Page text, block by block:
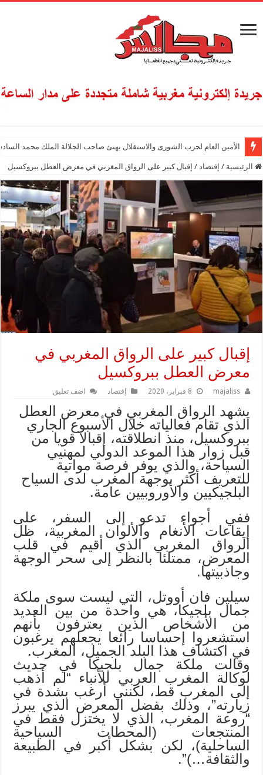
الأمين العام لحزب الشورى والاستقلال يهنئ صاحب الجلالة الملك محمد
الرئيسية / إقتصاد / إقبال كبير على الرواق المغربي في معرض العطل ببروكسيل
إقبال كبير على الرواق المغربي في
معرض العطل ببروكسيل
majaliss 8 فبراير، 2020 إقتصاد اضف تعليق
يشهد الرواق المغربي في معرض العطل
الذي تقام فعالياته خلال الأسبوع الجاري
ببروكسيل، منذ انطلاقته، إقبالا قويا من
قبل زوار هذا الموعد الدولي لمهنيي
السياحة، والذي يوفر فرصة مواتية
للتعريف أكثر بوجهة المغرب لدى السياح
البلجيكيين والأوروبيين عامة.
ففي أجواء تدعو إلى السفر، على
إيقاعات الأنغام والألوان المغربية، ظل
الرواق المغربي الذي أقيم في قلب
المعرض، ممتلئا بالنظر إلى سحر الوجهة
وجاذبيتها.
سيلين فان أووتل، التي ليست سوى ملكة
جمال بلجيكا، هي واحدة من بين العديد
من الأشخاص الذين يعترفون بأنهم
استشعروا إحساسا رائعا يجعلهم يرغبون
في اكتشاف هذا البلد الجميل، المغرب.
وقالت ملكة جمال بلجيكا في حديث
لوكالة المغرب العربي للأنباء “لم أذهب
إلى المغرب قط، لكنني أرغب بشدة في
زيارته”، وذلك بفضل المعرض الذي يبرز
“روعة المغرب، الذي لا يختزل فقط في
المنتجعات (المحطات السياحية
الساحلية)، لكن بشكل أكبر في الطبيعة
والثقافة…)”.